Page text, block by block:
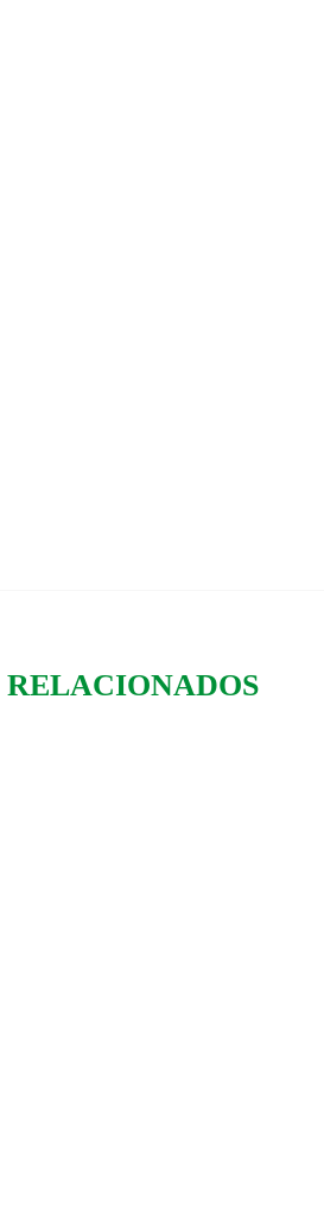
RELACIONADOS